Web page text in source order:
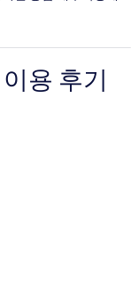
용 후기